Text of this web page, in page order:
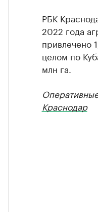
РБК
2022 года
привлечено
целом по
млн га.
Краснодар